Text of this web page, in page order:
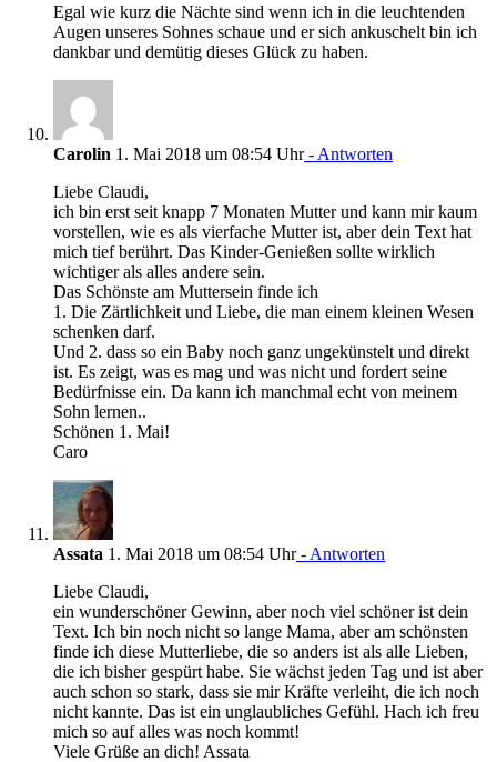
Egal wie kurz die Nächte sind wenn ich in die leuchtenden
Augen unseres Sohnes schaue und er sich ankuschelt bin ich
dankbar und demütig dieses Glück zu haben.
Carolin 1. Mai 2018 um 08:54 Uhr- Antworten
Liebe Claudi,
ich bin erst seit knapp 7 Monaten Mutter und kann mir kaum
vorstellen, wie es als vierfache Mutter ist, aber dein Text hat
mich tief berührt. Das Kinder-Genießen sollte wirklich
wichtiger als alles andere sein.
Das Schönste am Muttersein finde ich
1. Die Zärtlichkeit und Liebe, die man einem kleinen Wesen
schenken darf.
Und 2. dass so ein Baby noch ganz ungekünstelt und direkt
ist. Es zeigt, was es mag und was nicht und fordert seine
Bedürfnisse ein. Da kann ich manchmal echt von meinem
Sohn lernen..
Schönen 1. Mai!
Caro
Assata 1. Mai 2018 um 08:54 Uhr- Antworten
Liebe Claudi,
ein wunderschöner Gewinn, aber noch viel schöner ist dein
Text. Ich bin noch nicht so lange Mama, aber am schönsten
finde ich diese Mutterliebe, die so anders ist als alle Lieben,
die ich bisher gespürt habe. Sie wächst jeden Tag und ist aber
auch schon so stark, dass sie mir Kräfte verleiht, die ich noch
nicht kannte. Das ist ein unglaubliches Gefühl. Hach ich freu
mich so auf alles was noch kommt!
Viele Grüße an dich! Assata